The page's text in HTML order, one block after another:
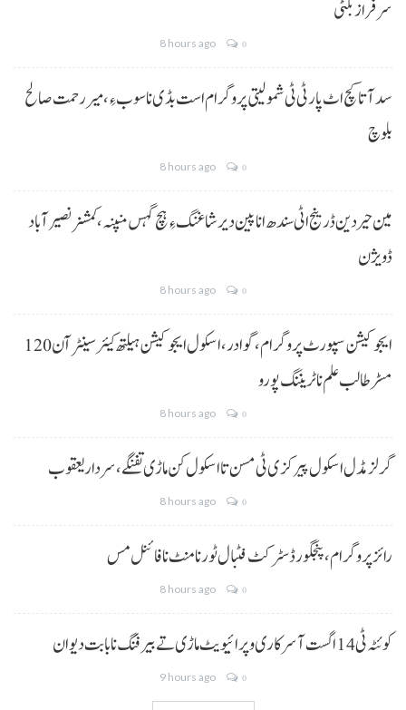
سرفراز بگٹی
8 hours ago 0
سد آتا کچ اٹ پارٹی ٹی شمولیتی پروگرام است بڈی نا سوب ءِ،میر رحمت صالح
بلوچ
8 hours ago 0
مین حیردین ڈرینج اٹی سندھ انا پین دیر شاغنگ ءِ ہچ گہس منپنہ،کمشنر نصیرآباد
ڈویژن
8 hours ago 0
ایجوکیشن سپورٹ پروگرام،گوادر، اسکول ایجوکیشن ہیلتھ کیئر سینٹر آن 120
مسڑ طالب علم نا ٹریننگ پورو
8 hours ago 0
گرلز مڈل اسکول پیرکزی ٹی مسن تا اسکول کن ماڑی تفنگے، سردار یعقوب
8 hours ago 0
رائز پروگرام، پنجگور ڈسٹرکٹ فٹبال ٹورنامنٹ نا فائنل مس
8 hours ago 0
کوئٹہ ٹی 14 اگست آ سرکاری و پرائیویٹ ماڑی تے بیرفنگ نا بابت دیوان
9 hours ago 0